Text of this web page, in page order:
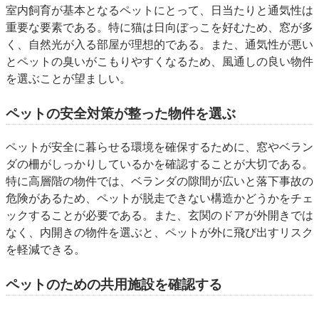
室内飼育が基本となるペットにとって、日当たりと通気性は
重要な要素である。特に猫は日向ぼっこを好むため、窓が多
く、自然光が入る部屋が理想的である。また、通気性が悪い
とペットの臭いがこもりやすくなるため、風通しの良い物件
を選ぶことが望ましい。
ペットの安全対策が整った物件を選ぶ
ペットが安全に暮らせる環境を確保するために、窓やベラン
ダの柵がしっかりしているかを確認することが大切である。
特に高層階の物件では、ベランダの隙間が広いと落下事故の
危険があるため、ペットが脱走できない構造かどうかをチェ
ックすることが必要である。また、玄関のドアが外開きでは
なく、内開きの物件を選ぶと、ペットが外に飛び出すリスク
を軽減できる。
ペットのための共用施設を確認する